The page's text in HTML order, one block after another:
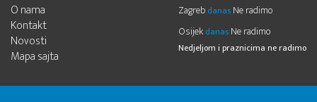
O nama
Kontakt
Novosti
Mapa sajta
Zagreb danas Ne radimo
Osijek danas Ne radimo
Nedjeljom i praznicima ne radimo